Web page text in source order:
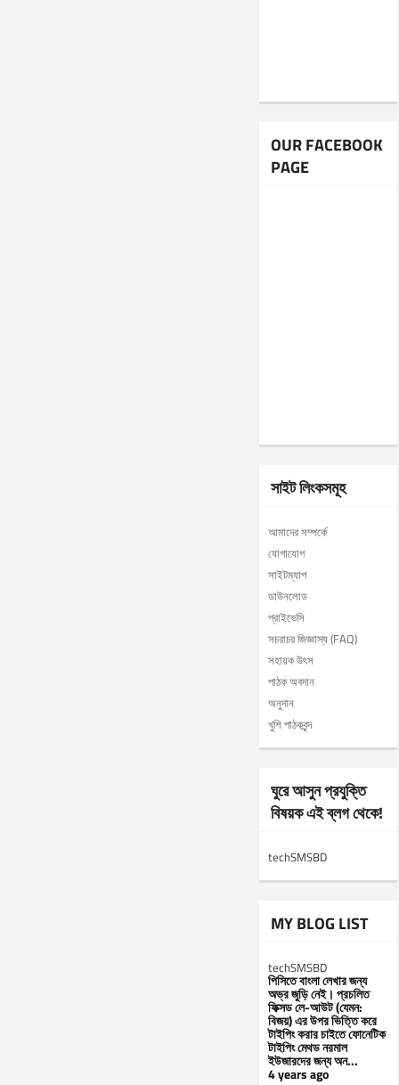
OUR FACEBOOK
PAGE
সাইট লিংকসমূহ
আমাদের সম্পর্কে
যোগাযোগ
সাইটম্যাপ
ডাউনলোড
প্রাইভেসি
সচরাচর জিজ্ঞাস্য (FAQ)
সহায়ক উৎস
পাঠক অবদান
অনুদান
খুশি পাঠকবৃন্দ
ঘুরে আসুন প্রযুক্তি
বিষয়ক এই ব্লগ থেকে!
techSMSBD
MY BLOG LIST
techSMSBD
পিসিতে বাংলা লেখার জন্য
অভ্র জুড়ি নেই। প্রচলিত
ফিক্সড লে-আউট (যেমন:
বিজয়) এর উপর ভিত্তি করে
টাইপিং করার চাইতে ফোনেটিক
টাইপিং মেথড নরমাল
ইউজারদের জন্য অন...
4 years ago